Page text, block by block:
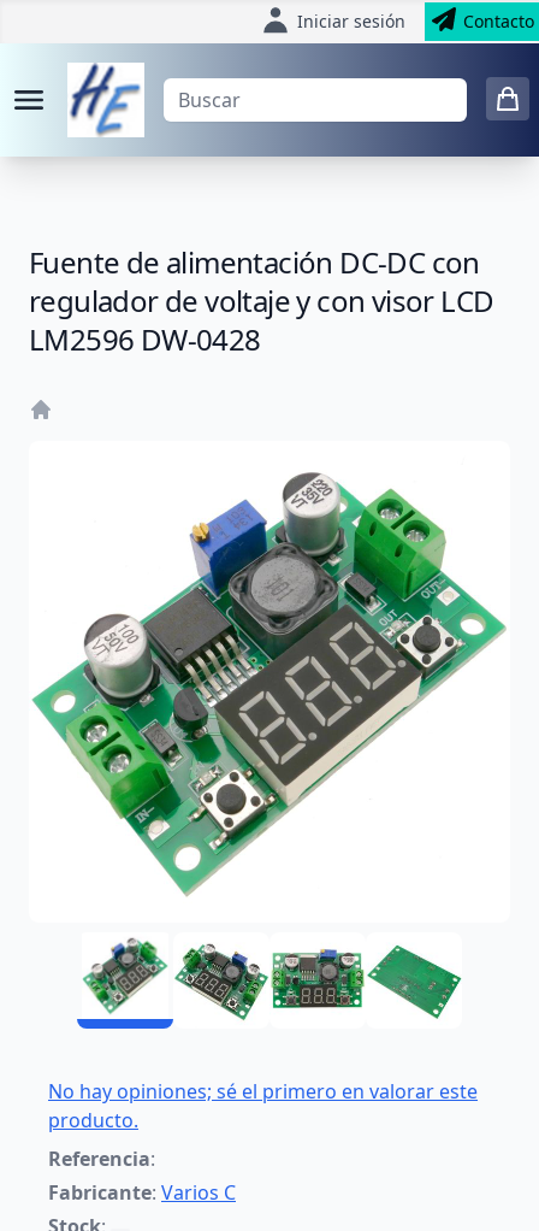
Iniciar sesión Contacto
Fuente de alimentación DC-DC con
regulador de voltaje y con visor LCD
LM2596 DW-0428
No hay opiniones; sé el primero en valorar este
producto.
Referencia:
Fabricante: Varios C
Stock: